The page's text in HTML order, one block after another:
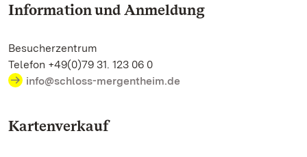
Information und Anmeldung
Besucherzentrum
Telefon +49(0)79 31. 123 06 0
info@schloss-mergentheim.de
Kartenverkauf